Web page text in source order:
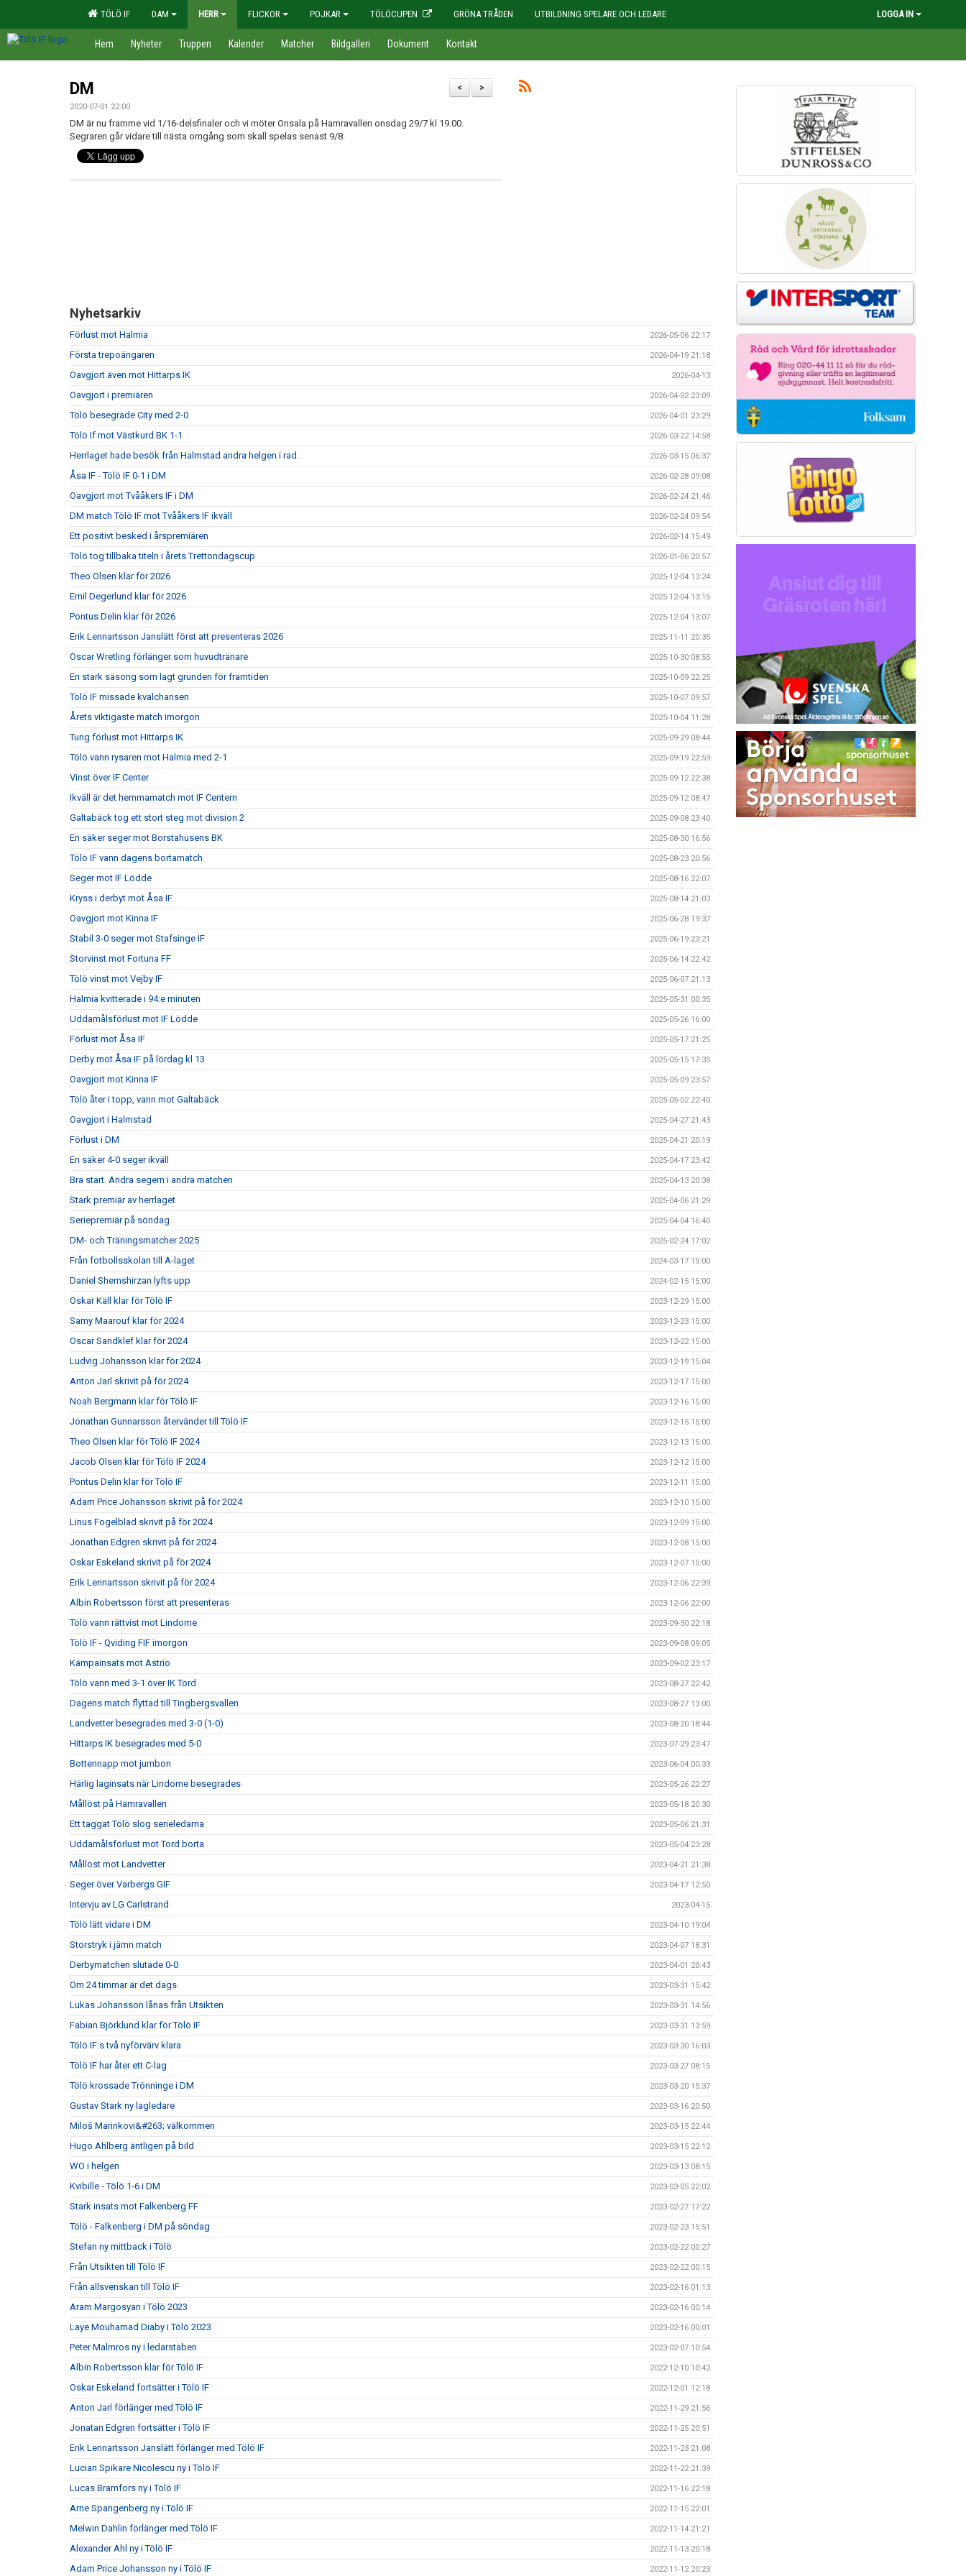
TÖLÖ IF DAM HERR FLICKOR POJKAR TÖLÖCUPEN GRÖNA TRÅDEN UTBILDNING SPELARE OCH LEDARE LOGGA IN
Hem Nyheter Truppen Kalender Matcher Bildgalleri Dokument Kontakt
>
<
DM
2020-07-01 22:00
DM är nu framme vid 1/16-delsfinaler och vi möter Onsala på Hamravallen onsdag 29/7 kl 19.00.
Segraren går vidare till nästa omgång som skall spelas senast 9/8.
Nyhetsarkiv
Förlust mot Halmia 2026-05-06 22:17
Första trepoängaren 2026-04-19 21:18
Oavgjort även mot Hittarps IK 2026-04-13
Oavgjort i premiären 2026-04-02 23:09
Tölö besegrade City med 2-0 2026-04-01 23:29
Tölö If mot Västkurd BK 1-1 2026-03-22 14:58
Herrlaget hade besök från Halmstad andra helgen i rad. 2026-03-15 06:37
Åsa IF - Tölö IF 0-1 i DM 2026-02-28 09:08
Oavgjort mot Tvååkers IF i DM 2026-02-24 21:46
DM match Tölö IF mot Tvååkers IF ikväll 2026-02-24 09:54
Ett positivt besked i årspremiären 2026-02-14 15:49
Tölö tog tillbaka titeln i årets Trettondagscup 2026-01-06 20:57
Theo Olsen klar för 2026 2025-12-04 13:24
Emil Degerlund klar för 2026 2025-12-04 13:15
Pontus Delin klar för 2026 2025-12-04 13:07
Erik Lennartsson Janslätt först att presenteras 2026 2025-11-11 20:35
Oscar Wretling förlänger som huvudtränare 2025-10-30 08:55
En stark säsong som lagt grunden för framtiden 2025-10-09 22:25
Tölö IF missade kvalchansen 2025-10-07 09:57
Årets viktigaste match imorgon 2025-10-04 11:28
Tung förlust mot Hittarps IK 2025-09-29 08:44
Tölö vann rysaren mot Halmia med 2-1 2025-09-19 22:59
Vinst över IF Center 2025-09-12 22:38
Ikväll är det hemmamatch mot IF Centern 2025-09-12 08:47
Galtabäck tog ett stort steg mot division 2 2025-09-08 23:40
En säker seger mot Borstahusens BK 2025-08-30 16:56
Tölö IF vann dagens bortamatch 2025-08-23 20:56
Seger mot IF Lödde 2025-08-16 22:07
Kryss i derbyt mot Åsa IF 2025-08-14 21:03
Oavgjort mot Kinna IF 2025-06-28 19:37
Stabil 3-0 seger mot Stafsinge IF 2025-06-19 23:21
Storvinst mot Fortuna FF 2025-06-14 22:42
Tölö vinst mot Vejby IF 2025-06-07 21:13
Halmia kvitterade i 94:e minuten 2025-05-31 00:35
Uddamålsförlust mot IF Lödde 2025-05-26 16:00
Förlust mot Åsa IF 2025-05-17 21:25
Derby mot Åsa IF på lördag kl 13 2025-05-15 17:35
Oavgjort mot Kinna IF 2025-05-09 23:57
Tölö åter i topp, vann mot Galtabäck 2025-05-02 22:40
Oavgjort i Halmstad 2025-04-27 21:43
Förlust i DM 2025-04-21 20:19
En säker 4-0 seger ikväll 2025-04-17 23:42
Bra start. Andra segern i andra matchen 2025-04-13 20:38
Stark premiär av herrlaget 2025-04-06 21:29
Seriepremiär på söndag 2025-04-04 16:40
DM- och Träningsmatcher 2025 2025-02-24 17:02
Från fotbollsskolan till A-laget 2024-03-17 15:00
Daniel Shemshirzan lyfts upp 2024-02-15 15:00
Oskar Käll klar för Tölö IF 2023-12-29 15:00
Samy Maarouf klar för 2024 2023-12-23 15:00
Oscar Sandklef klar för 2024 2023-12-22 15:00
Ludvig Johansson klar för 2024 2023-12-19 15:04
Anton Jarl skrivit på för 2024 2023-12-17 15:00
Noah Bergmann klar för Tölö IF 2023-12-16 15:00
Jonathan Gunnarsson återvänder till Tölö IF 2023-12-15 15:00
Theo Olsen klar för Tölö IF 2024 2023-12-13 15:00
Jacob Olsen klar för Tölö IF 2024 2023-12-12 15:00
Pontus Delin klar för Tölö IF 2023-12-11 15:00
Adam Price Johansson skrivit på för 2024 2023-12-10 15:00
Linus Fogelblad skrivit på för 2024 2023-12-09 15:00
Jonathan Edgren skrivit på för 2024 2023-12-08 15:00
Oskar Eskeland skrivit på för 2024 2023-12-07 15:00
Erik Lennartsson skrivit på för 2024 2023-12-06 22:39
Albin Robertsson först att presenteras 2023-12-06 22:00
Tölö vann rättvist mot Lindome 2023-09-30 22:18
Tölö IF - Qviding FIF imorgon 2023-09-08 09:05
Kämpainsats mot Astrio 2023-09-02 23:17
Tölö vann med 3-1 över IK Tord 2023-08-27 22:42
Dagens match flyttad till Tingbergsvallen 2023-08-27 13:00
Landvetter besegrades med 3-0 (1-0) 2023-08-20 18:44
Hittarps IK besegrades med 5-0 2023-07-29 23:47
Bottennapp mot jumbon 2023-06-04 00:33
Härlig laginsats när Lindome besegrades 2023-05-26 22:27
Mållöst på Hamravallen 2023-05-18 20:30
Ett taggat Tölö slog serieledarna 2023-05-06 21:31
Uddamålsförlust mot Tord borta 2023-05-04 23:28
Mållöst mot Landvetter 2023-04-21 21:38
Seger över Varbergs GIF 2023-04-17 12:50
Intervju av LG Carlstrand 2023-04-15
Tölö lätt vidare i DM 2023-04-10 19:04
Storstryk i jämn match 2023-04-07 18:31
Derbymatchen slutade 0-0 2023-04-01 20:43
Om 24 timmar är det dags 2023-03-31 15:42
Lukas Johansson lånas från Utsikten 2023-03-31 14:56
Fabian Björklund klar för Tölö IF 2023-03-31 13:59
Tölö IF:s två nyförvärv klara 2023-03-30 16:03
Tölö IF har åter ett C-lag 2023-03-27 08:15
Tölö krossade Trönninge i DM 2023-03-20 15:37
Gustav Stark ny lagledare 2023-03-16 20:50
Miloš Marinkovi&#263; välkommen 2023-03-15 22:44
Hugo Ahlberg äntligen på bild 2023-03-15 22:12
WO i helgen 2023-03-13 08:15
Kvibille - Tölö 1-6 i DM 2023-03-05 22:02
Stark insats mot Falkenberg FF 2023-02-27 17:22
Tölö - Falkenberg i DM på söndag 2023-02-23 15:51
Stefan ny mittback i Tölö 2023-02-22 00:27
Från Utsikten till Tölö IF 2023-02-22 00:15
Från allsvenskan till Tölö IF 2023-02-16 01:13
Aram Margosyan i Tölö 2023 2023-02-16 00:14
Laye Mouhamad Diaby i Tölö 2023 2023-02-16 00:01
Peter Malmros ny i ledarstaben 2023-02-07 10:54
Albin Robertsson klar för Tölö IF 2022-12-10 10:42
Oskar Eskeland fortsätter i Tölö IF 2022-12-01 12:18
Anton Jarl förlänger med Tölö IF 2022-11-29 21:56
Jonatan Edgren fortsätter i Tölö IF 2022-11-25 20:51
Erik Lennartsson Janslätt förlänger med Tölö IF 2022-11-23 21:08
Lucian Spikare Nicolescu ny i Tölö IF 2022-11-22 21:39
Lucas Bramfors ny i Tölö IF 2022-11-16 22:18
Arne Spangenberg ny i Tölö IF 2022-11-15 22:01
Melwin Dahlin förlänger med Tölö IF 2022-11-14 21:21
Alexander Ahl ny i Tölö IF 2022-11-13 20:18
Adam Price Johansson ny i Tölö IF 2022-11-12 20:23